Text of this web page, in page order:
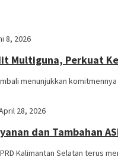
8, 2026
Multiguna, Perkuat
menunjukkan
28, 2026
dan Tambahan
Kalimantan Selatan terus